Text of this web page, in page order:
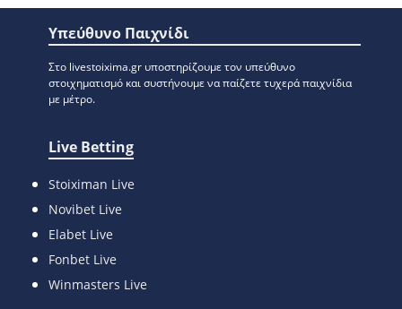
Υπεύθυνο Παιχνίδι
Στο livestoixima.gr υποστηρίζουμε τον υπεύθυνο
στοιχηματισμό και συστήνουμε να παίζετε τυχερά παιχνίδια
με μέτρο.
Live Betting
Stoiximan Live
Novibet Live
Elabet Live
Fonbet Live
Winmasters Live